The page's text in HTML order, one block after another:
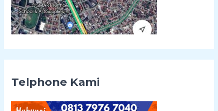
Telphone Kami